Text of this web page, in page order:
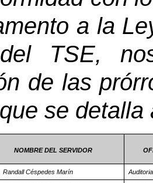
a la
TSE,
de las
se detalla
NOMBRE DEL SERVIDOR
Randall Céspedes Marín